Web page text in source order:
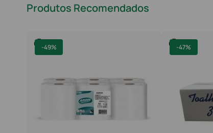
Produtos Recomendados
-49% -47%